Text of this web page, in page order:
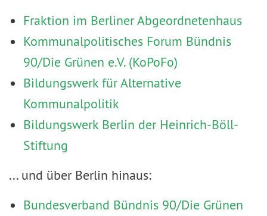
Fraktion im Berliner Abgeordnetenhaus
Kommunalpolitisches Forum Bündnis
90/Die Grünen e.V. (KoPoFo)
Bildungswerk für Alternative
Kommunalpolitik
Bildungswerk Berlin der Heinrich-Böll-
Stiftung
... und über Berlin hinaus:
Bundesverband Bündnis 90/Die Grünen